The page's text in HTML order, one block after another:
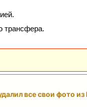
трансфера.
все свои фото